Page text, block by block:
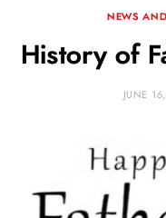
NEWS
History of
JUNE